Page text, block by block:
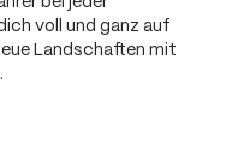
voll und ganz auf
Landschaften mit